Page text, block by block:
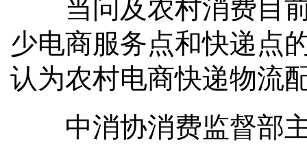
当问及农村消费目前
少电商服务点和快递点
认为农村电商快递物流
中消协消费监督部主